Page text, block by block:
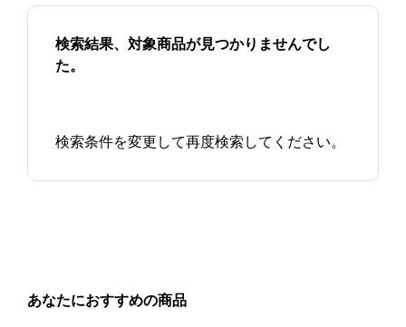
検索結果、対象商品が見つかりませんでし
た。
検索条件を変更して再度検索してください。
あなたにおすすめの商品